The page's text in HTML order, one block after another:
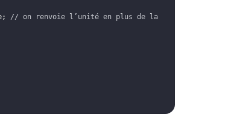
;
// on renvoie l’unité en plus de la